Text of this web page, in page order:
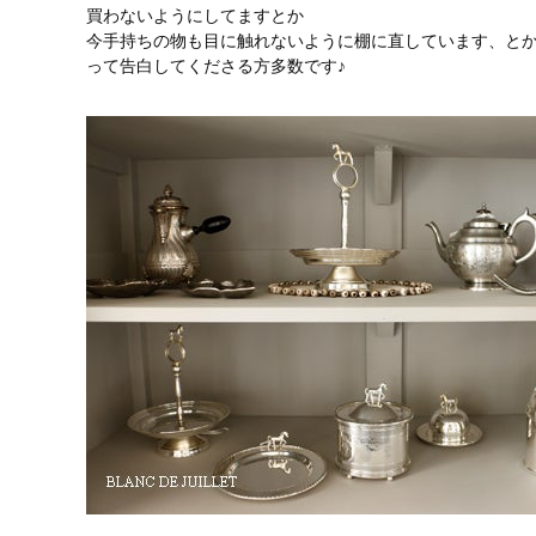
買わないようにしてますとか
今手持ちの物も目に触れないように棚に直しています、と
って告白してくださる方多数です♪